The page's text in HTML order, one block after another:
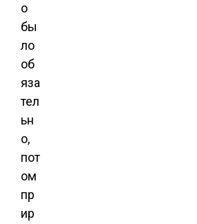
о
бы
ло
об
яза
тел
ьн
о,
пот
ом
пр
ир